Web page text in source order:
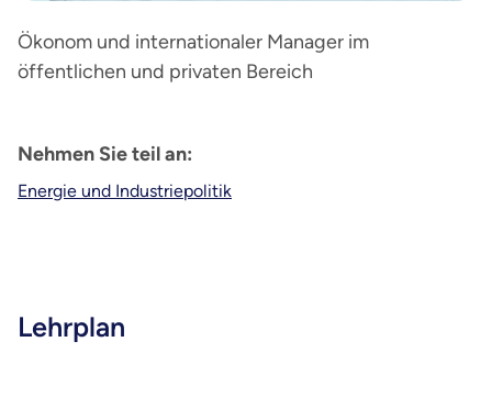
Ökonom und internationaler Manager im
öffentlichen und privaten Bereich
Nehmen Sie teil an:
Energie und Industriepolitik
Lehrplan